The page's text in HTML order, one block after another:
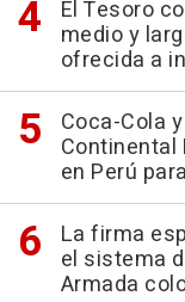
El Tesoro
medio y
ofrecida a
Coca-Cola
Continental
en Perú
La firma
el sistema
Armada